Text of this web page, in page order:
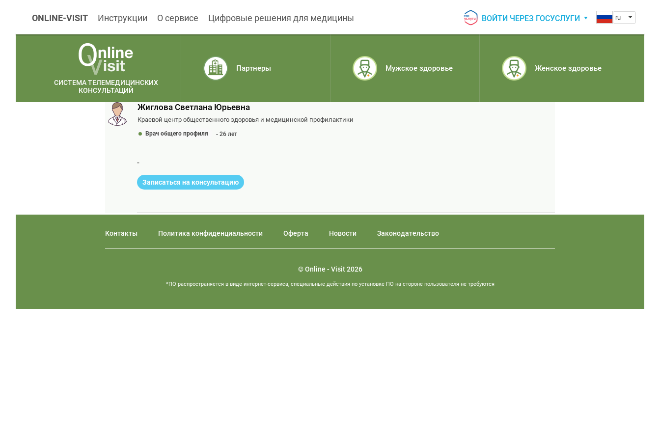
ONLINE-VISIT Инструкции О сервисе Цифровые решения для медицины ВОЙТИ ЧЕРЕЗ ГОСУСЛУГИ ru
СИСТЕМА ТЕЛЕМЕДИЦИНСКИХ
КОНСУЛЬТАЦИЙ
Партнеры Мужское здоровье Женское здоровье
Жиглова Светлана Юрьевна
Краевой центр общественного здоровья и медицинской профилактики
Врач общего профиля - 26 лет
-
Записаться на консультацию
Контакты Политика конфиденциальности Оферта Новости Законодательство
© Online - Visit 2026
*ПО распространяется в виде интернет-сервиса, специальные действия по установке ПО на стороне пользователя не требуются